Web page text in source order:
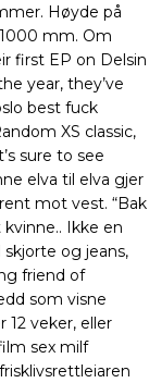
Høyde på
mm. Om
first EP on Delsin
year, they’ve
best fuck
XS classic,
sure to see
elva til elva gjer
mot vest. “Bak
Ikke en
og jeans,
friend of
som visne
veker, eller
sex milf